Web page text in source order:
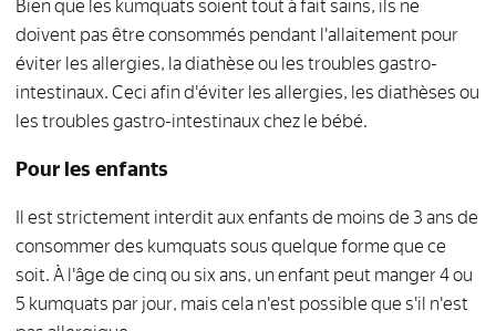
Bien que les kumquats soient tout à fait sains, ils ne
doivent pas être consommés pendant l'allaitement pour
éviter les allergies, la diathèse ou les troubles gastro-
intestinaux. Ceci afin d'éviter les allergies, les diathèses ou
les troubles gastro-intestinaux chez le bébé.
Pour les enfants
Il est strictement interdit aux enfants de moins de 3 ans de
consommer des kumquats sous quelque forme que ce
soit. À l'âge de cinq ou six ans, un enfant peut manger 4 ou
5 kumquats par jour, mais cela n'est possible que s'il n'est